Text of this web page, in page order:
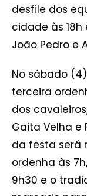
desfile dos
cidade às 18h
João Pedro e
No sábado
terceira
dos
Gaita Velha e
da festa será
ordenha às
9h30 e o